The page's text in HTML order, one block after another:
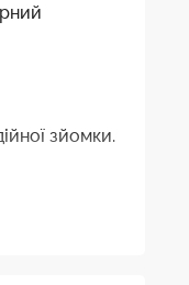
зйомки.
розміру